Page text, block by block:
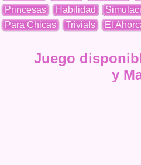
Princesas
Habilidad
Para Chicas
Trivials El
Juego
y